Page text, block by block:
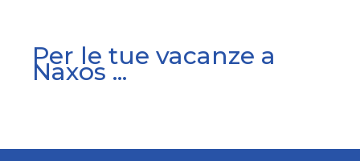
Per le tue vacanze a
Naxos ...